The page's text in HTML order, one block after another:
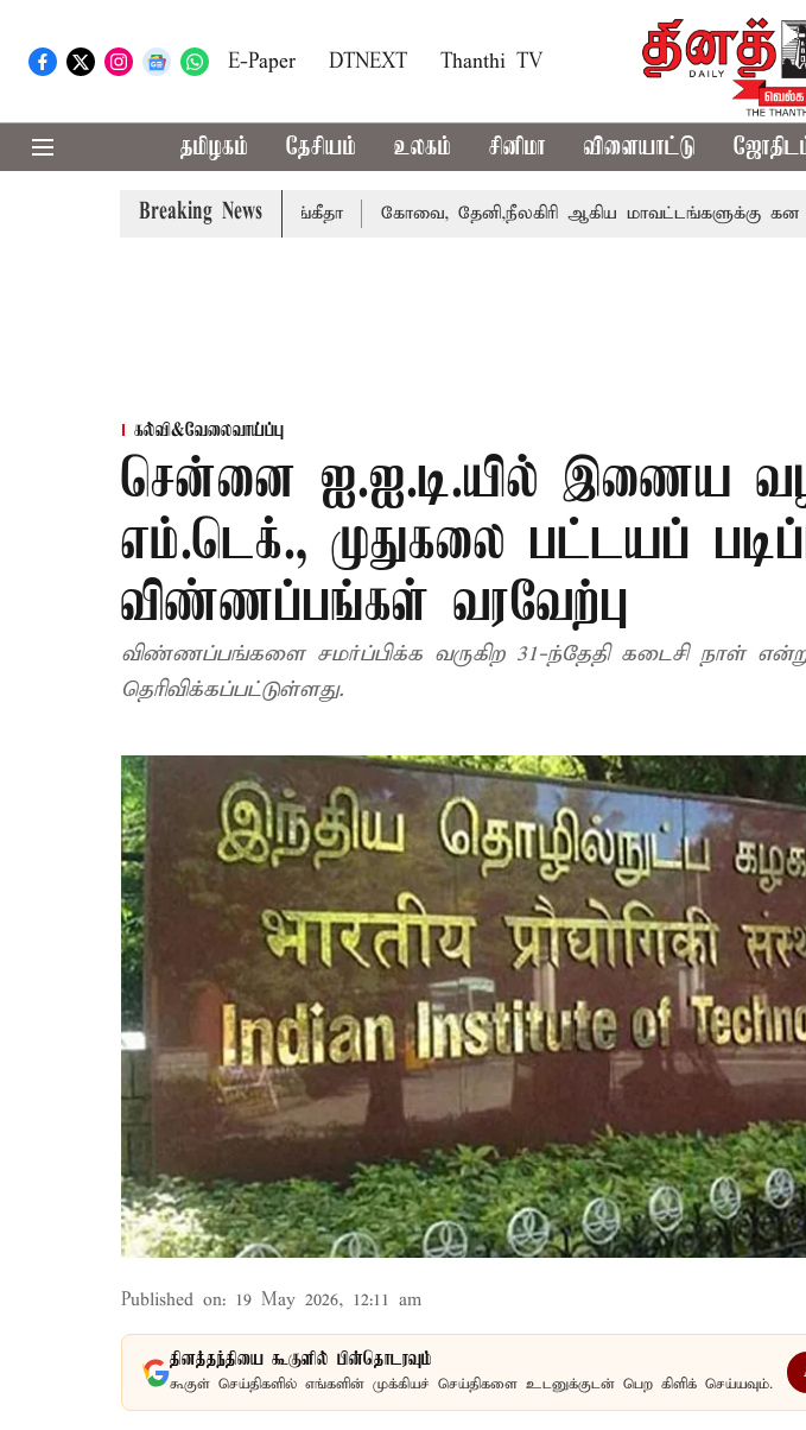
E-Paper DTNEXT Thanthi TV
தமிழகம் தேசியம் உலகம் சினிமா விளையாட்டு
Breaking News
வழக்கை வாபஸ் பெற்றார் சங்கீதா கோவை, தேனி,நீலகிரி ஆகிய மாவட்டங்களுக்கு கன மழை
கல்வி&வேலைவாய்ப்பு
சென்னை ஐ.ஐ.டி.யில் இணைய
எம்.டெக்., முதுகலை பட்டயப்
விண்ணப்பங்கள் வரவேற்பு
விண்ணப்பங்களை சமர்ப்பிக்க வருகிற 31-ந்தேதி கடைசி நாள்
தெரிவிக்கப்பட்டுள்ளது.
Published on: 19 May 2026, 12:11 am
தினத்தந்தியை கூகுளில் பின்தொடரவும்
கூகுள் செய்திகளில் எங்களின் முக்கியச் செய்திகளை உடனுக்குடன் பெற கிளிக் செய்யவும்.